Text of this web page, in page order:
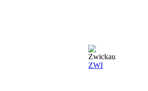
ZWI